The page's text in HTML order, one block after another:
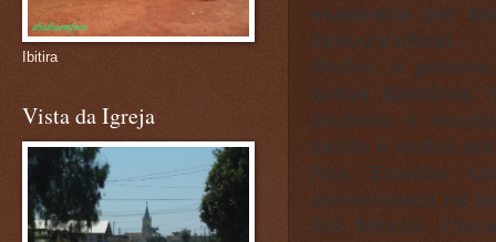
espalhada por
tornou-a oficial.
Porém, o
antiga Babilônia,
modelou e
saúde e muitos
Nos Estados
comemorada no
Sul, México,
Ibitira
Vista da Igreja